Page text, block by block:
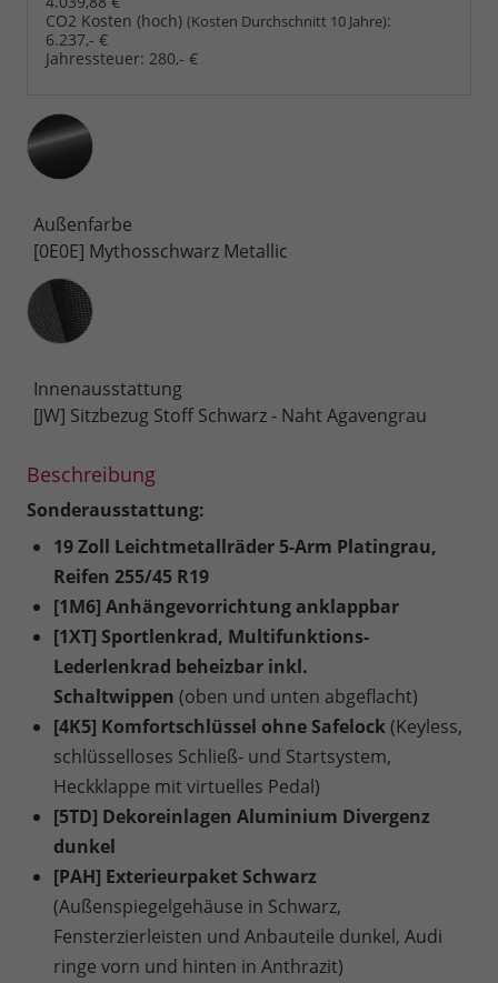
CO2 Kosten (hoch) (Kosten Durchschnitt 10 Jahre):
6.237,- €
Jahressteuer: 280,- €
Außenfarbe
[0E0E] Mythosschwarz Metallic
Innenausstattung
Innenausstattung
[JW] Sitzbezug Stoff Schwarz - Naht Agavengrau
Beschreibung
Sonderausstattung:
19 Zoll Leichtmetallräder 5-Arm Platingrau,
Reifen 255/45 R19
[1M6] Anhängevorrichtung anklappbar
[1XT] Sportlenkrad, Multifunktions-
Lederlenkrad beheizbar inkl.
Schaltwippen (oben und unten abgeflacht)
[4K5] Komfortschlüssel ohne Safelock(Keyless,
schlüsselloses Schließ- und Startsystem,
Heckklappe mit virtuelles Pedal)
[5TD] Dekoreinlagen Aluminium Divergenz
dunkel
[PAH] Exterieurpaket Schwarz
(Außenspiegelgehäuse in Schwarz,
Fensterzierleisten und Anbauteile dunkel, Audi
ringe vorn und hinten in Anthrazit)